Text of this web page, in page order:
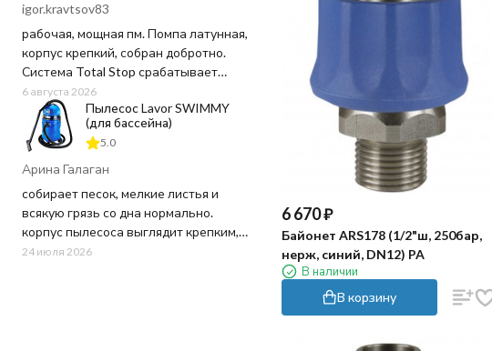
6 670₽
Байонет ARS178 (1/2"ш, 250бар,
нерж, синий, DN12) PA
В наличии
В корзину
igor.kravtsov83
рабочая, мощная пм. Помпа латунная,
корпус крепкий, собран добротно.
Система Total Stop срабатывает
четко, отпустил курок - движок заглох,
воду и ресурс не тратит попусту.
Напор выдает отличный, грязь
сбивает на ура, даже засохшую глину
с арок. Шланг в комплекте
качественный, не перекручивается
постоянно как на дешевых мойках.
6 августа 2026
Пылесос Lavor SWIMMY
(для бассейна)
5.0
Арина Галаган
собирает песок, мелкие листья и
всякую грязь со дна нормально.
корпус пылесоса выглядит крепким,
пластик не "хлипкий", а шланг
24 июля 2026